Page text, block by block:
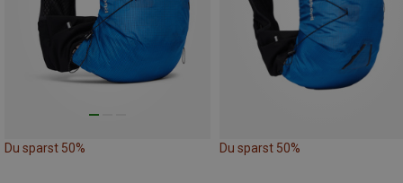
Du sparst 50% Du sparst 50%